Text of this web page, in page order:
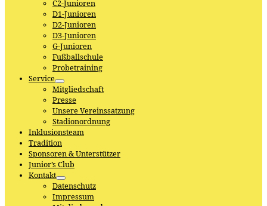
C2-Junioren
D1-Junioren
D2-Junioren
D3-Junioren
G-Junioren
Fußballschule
Probetraining
Service
Mitgliedschaft
Presse
Unsere Vereinssatzung
Stadionordnung
Inklusionsteam
Tradition
Sponsoren & Unterstützer
Junior’s Club
Kontakt
Datenschutz
Impressum